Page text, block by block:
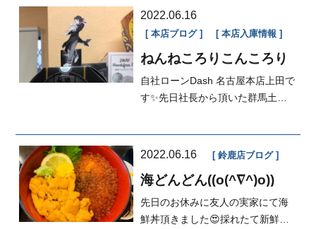
2022.06.16
本店ブログ 本店入庫情報
ねんねころりこんころり
自社ローンDash 名古屋本店上田で
す✨先日社長から頂いた群馬土産
2022.06.16 鈴鹿店ブログ
海どんどん((o(^∇^)o))
先日のお休みに友人の実家にて海
鮮丼頂きました😍採れたて新鮮で